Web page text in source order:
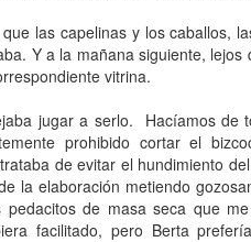
las capelinas y los caballos,
Y a la mañana siguiente,
vitrina.
jugar a serlo.
Hacíamos de
prohibido cortar el
de evitar el hundimiento
la elaboración metiendo
pedacitos de masa seca que
facilitado, pero Berta
una
(1/7/1961- 20/1/2026)
se cerraron -anticipadamente,
y un enorme desconsuelo. Tan
excelente y angelada como actriz,
elegida y conquistada palmo a
queridísimo hijo adoptivo Osqui
una notable revelación como actor